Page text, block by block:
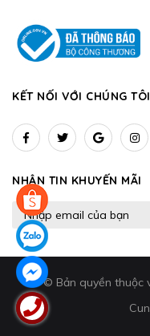
KẾT NỐI VỚI CHÚNG TÔI
NHẬN TIN KHUYẾN MÃI
© Bản quyền thuộc